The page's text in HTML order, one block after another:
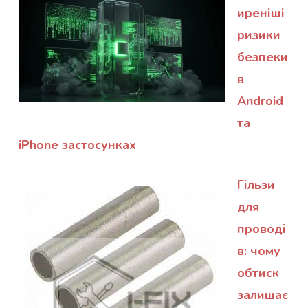
иреніші
ризики
безпеки
в
Android
та
iPhone застосунках
Гільзи
для
проводі
в: чому
обтиск
залишає